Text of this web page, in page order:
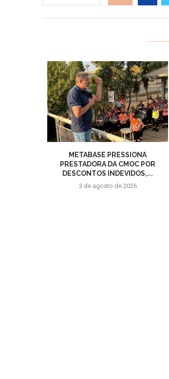
METABASE PRESSIONA
PRESTADORA DA CMOC POR
DESCONTOS INDEVIDOS,...
3 de agosto de 2026